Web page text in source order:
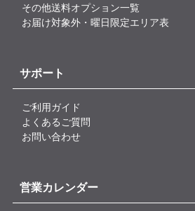
その他送料オプション一覧
お届け対象外・曜日限定エリア表
サポート
ご利用ガイド
よくあるご質問
お問い合わせ
営業カレンダー